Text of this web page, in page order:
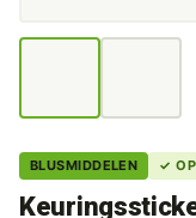
BLUSMIDDELEN ✓